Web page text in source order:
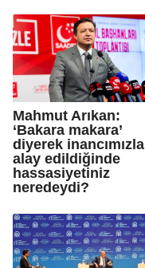
Mahmut Arıkan:
‘Bakara makara’
diyerek inancımızla
alay edildiğinde
hassasiyetiniz
neredeydi?